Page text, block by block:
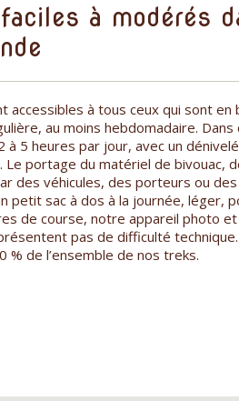
à modérés
à tous ceux qui sont en
au moins hebdomadaire. Dans
5 heures par jour, avec un dénivelé
portage du matériel de bivouac,
des véhicules, des porteurs ou des
petit sac à dos à la journée, léger,
de course, notre appareil photo et
pas de difficulté
de l’ensemble de nos treks.
Himalaya et Inde,
Découverte et
peuples du nord
Superbe voyage dans le
des paysages